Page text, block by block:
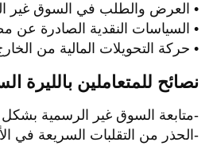
• العرض والطلب في السوق غير
• السياسات النقدية الصادرة
• حركة التحويلات المالية من
نصائح للمتعاملين بالليرة
-متابعة السوق غير الرسمية
-الحذر من التقلبات السريعة في